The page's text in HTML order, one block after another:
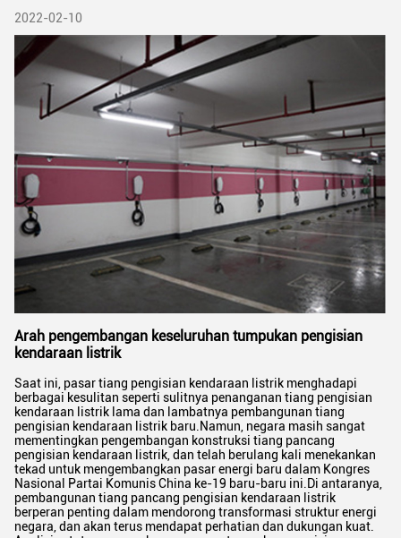
2022-02-10
Arah pengembangan keseluruhan tumpukan pengisian
kendaraan listrik
Saat ini, pasar tiang pengisian kendaraan listrik menghadapi
berbagai kesulitan seperti sulitnya penanganan tiang pengisian
kendaraan listrik lama dan lambatnya pembangunan tiang
pengisian kendaraan listrik baru.Namun, negara masih sangat
mementingkan pengembangan konstruksi tiang pancang
pengisian kendaraan listrik, dan telah berulang kali menekankan
tekad untuk mengembangkan pasar energi baru dalam Kongres
Nasional Partai Komunis China ke-19 baru-baru ini.Di antaranya,
pembangunan tiang pancang pengisian kendaraan listrik
berperan penting dalam mendorong transformasi struktur energi
negara, dan akan terus mendapat perhatian dan dukungan kuat.